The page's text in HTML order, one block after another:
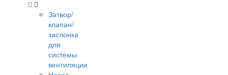
Затвор/
клапан/
заслонка
для
системы
вентиляции